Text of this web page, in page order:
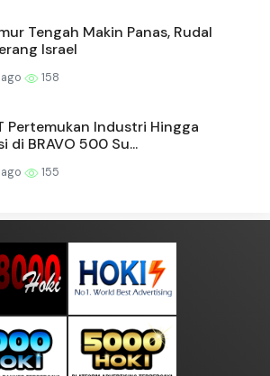
Tengah Makin Panas, Rudal
Israel
158
Pertemukan Industri Hingga
di BRAVO 500 Su...
155